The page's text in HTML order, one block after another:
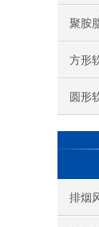
聚胺
方形
圆形
排烟